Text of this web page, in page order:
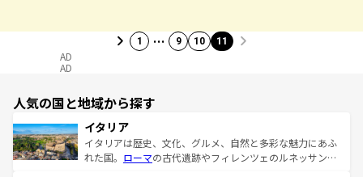
1 … 9 10 11
AD
AD
人気の国と地域から探す
イタリア
イタリアは歴史、文化、グルメ、自然と多彩な魅力にあふ
れた国。 ローマの古代遺跡やフィレンツェのルネッサンス